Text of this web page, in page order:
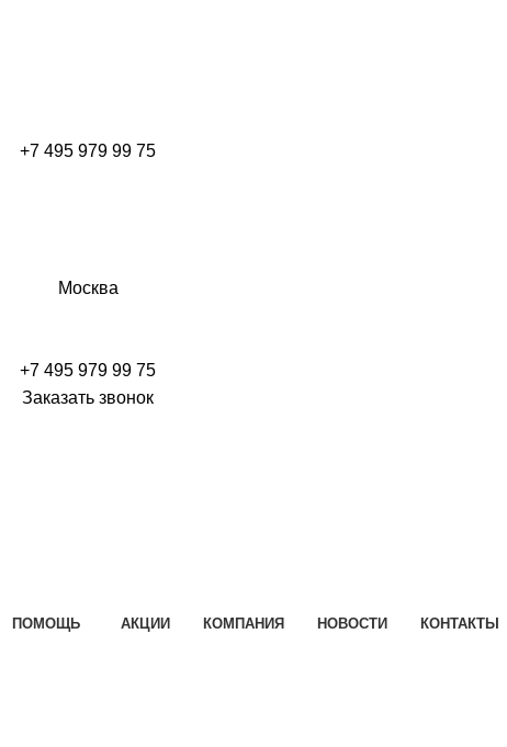
+7 495 979 99 75
Москва
+7 495 979 99 75
Заказать звонок
ПОМОЩЬ АКЦИИ КОМПАНИЯ НОВОСТИ КОНТАКТЫ